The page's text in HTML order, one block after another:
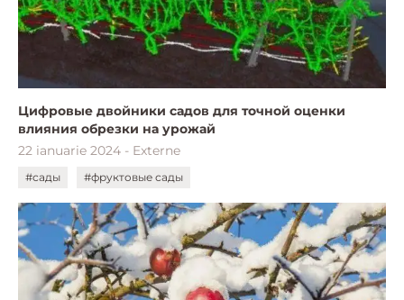
Цифровые двойники садов для точной оценки
влияния обрезки на урожай
22 ianuarie 2024 - Externe
#сады #фруктовые сады